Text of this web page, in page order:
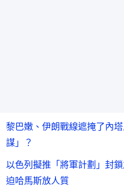
黎巴嫩、伊朗戰線遮掩了內
謀」？
以色列擬推「將軍計劃」封
迫哈馬斯放人質